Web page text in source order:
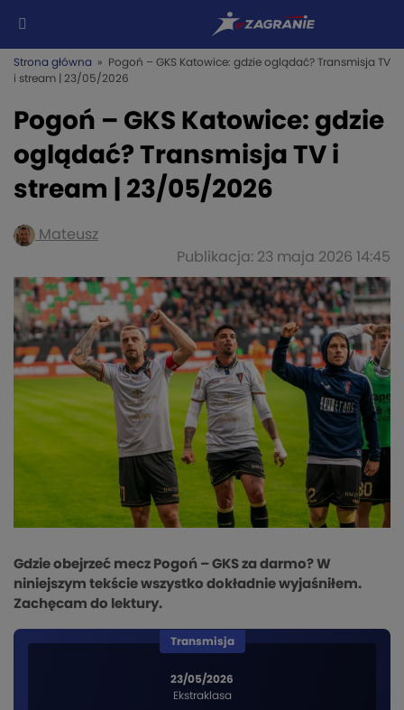
Strona główna » Pogoń – GKS Katowice: gdzie oglądać? Transmisja TV
i stream | 23/05/2026
Pogoń – GKS Katowice: gdzie
oglądać? Transmisja TV i
stream | 23/05/2026
Mateusz
Publikacja: 23 maja 2026 14:45
Gdzie obejrzeć mecz Pogoń – GKS za darmo? W
niniejszym tekście wszystko dokładnie wyjaśniłem.
Zachęcam do lektury.
23/05/2026
Ekstraklasa
Transmisja